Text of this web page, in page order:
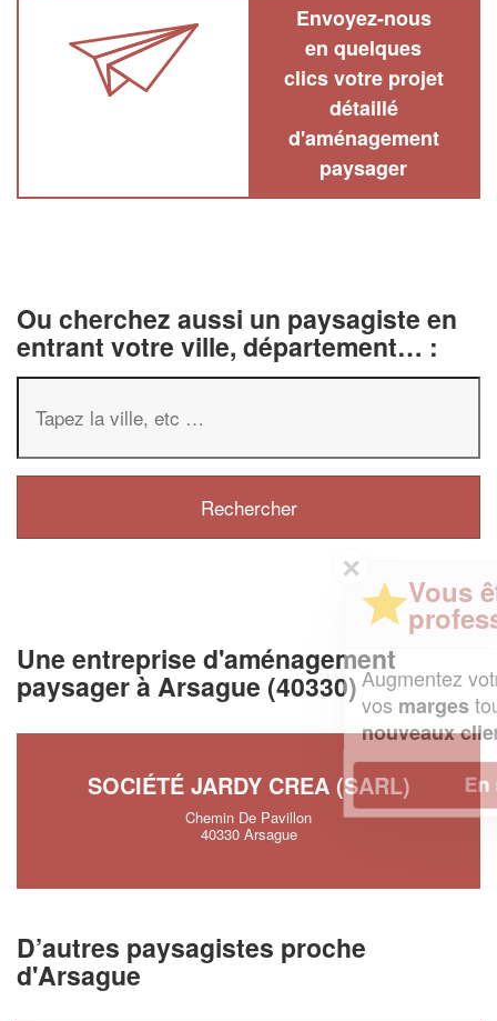
Envoyez-nous
en quelques
clics votre projet
détaillé
d'aménagement
paysager
Ou cherchez aussi un paysagiste en
entrant votre ville, département… :
Une entreprise d'aménagement
paysager à Arsague (40330)
SOCIÉTÉ JARDY CREA (SARL)
Chemin De Pavillon
40330 Arsague
D’autres paysagistes proche
d'Arsague
professionnel ?
Augmentez votrechiffre d'affaireset
vosmargestout en gagnant de
nouveaux clients!
En savoir plus